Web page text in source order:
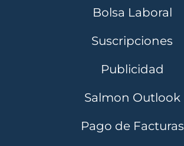
Bolsa Laboral
Suscripciones
Publicidad
Salmon Outlook
Pago de Facturas